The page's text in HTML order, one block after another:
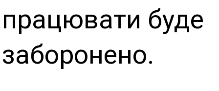
працювати буде
заборонено.